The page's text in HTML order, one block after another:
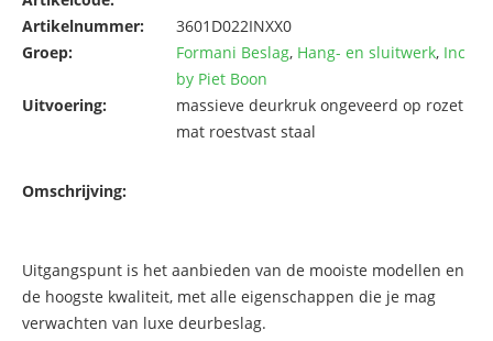
Artikelnummer:
3601D022INXX0
Groep:
Formani Beslag, Hang- en sluitwerk, Inc
by Piet Boon
Uitvoering:
massieve deurkruk ongeveerd op rozet
mat roestvast staal
Omschrijving:
Uitgangspunt is het aanbieden van de mooiste modellen en
de hoogste kwaliteit, met alle eigenschappen die je mag
verwachten van luxe deurbeslag.